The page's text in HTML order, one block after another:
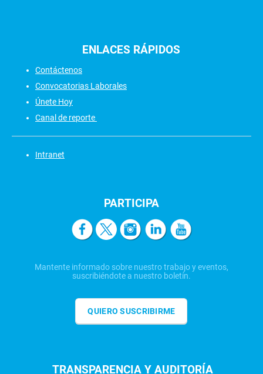
ENLACES RÁPIDOS
Contáctenos
Convocatorias Laborales
Únete Hoy
Canal de reporte
Intranet
PARTICIPA
Mantente informado sobre nuestro trabajo y eventos,
suscribiéndote a nuestro boletín.
QUIERO SUSCRIBIRME
TRANSPARENCIA Y AUDITORÍA